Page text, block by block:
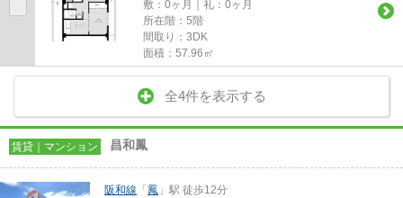
敷：0ヶ月｜礼：0ヶ月
所在階：5階
間取り：3DK
面積：57.96㎡
全4件を表示する
賃貸｜マンション 昌和鳳
阪和線 「 鳳 」駅 徒歩12分